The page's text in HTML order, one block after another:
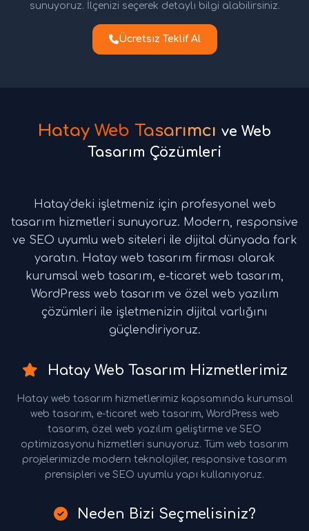
sunuyoruz. İlçenizi seçerek detaylı bilgi alabilirsiniz.
Ücretsiz Teklif Al
Hatay Web Tasarımcı ve Web
Tasarım Çözümleri
Hatay'deki işletmeniz için profesyonel web
tasarım hizmetleri sunuyoruz. Modern, responsive
ve SEO uyumlu web siteleri ile dijital dünyada fark
yaratın. Hatay web tasarım firması olarak
kurumsal web tasarım, e-ticaret web tasarım,
WordPress web tasarım ve özel web yazılım
çözümleri ile işletmenizin dijital varlığını
güçlendiriyoruz.
Hatay Web Tasarım Hizmetlerimiz
Hatay web tasarım hizmetlerimiz kapsamında kurumsal
web tasarım, e-ticaret web tasarım, WordPress web
tasarım, özel web yazılım geliştirme ve SEO
optimizasyonu hizmetleri sunuyoruz. Tüm web tasarım
projelerimizde modern teknolojiler, responsive tasarım
prensipleri ve SEO uyumlu yapı kullanıyoruz.
Neden Bizi Seçmelisiniz?